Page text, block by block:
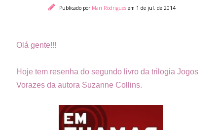
Publicado por Mari Rodrigues em 1 de jul. de 2014
Olá gente!!!
Hoje tem resenha do segundo livro da trilogia Jogos
Vorazes da autora Suzanne Collins.